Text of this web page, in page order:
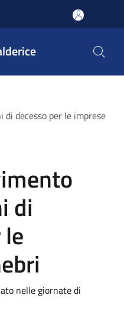
decesso per le imprese
di
nelle giornate di